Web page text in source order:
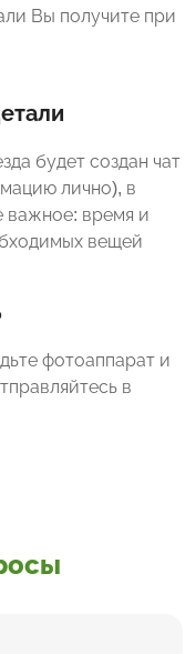
Вы получите при
будет создан чат
лично), в
важное: время и
вещей
фотоаппарат и
в